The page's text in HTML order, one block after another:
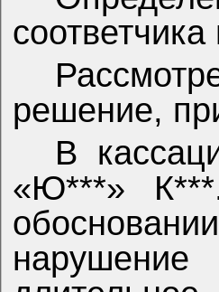
решение,
В
«Ю***»